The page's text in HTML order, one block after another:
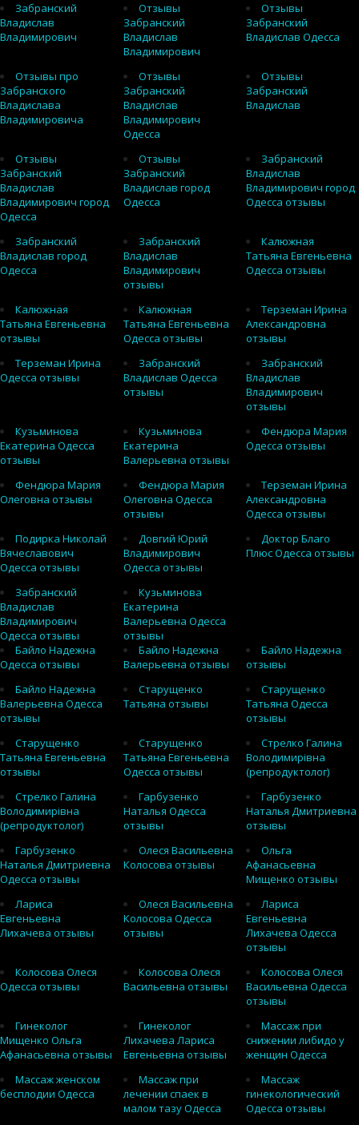
Забранский
Владислав
Владимирович
Отзывы
Забранский
Владислав
Владимирович
Отзывы
Забранский
Владислав Одесса
Отзывы про
Забранского
Владислава
Владимировича
Отзывы
Забранский
Владислав
Владимирович
Одесса
Отзывы
Забранский
Владислав
Отзывы
Забранский
Владислав
Владимирович город
Одесса
Отзывы
Забранский
Владислав город
Одесса
Забранский
Владислав
Владимирович город
Одесса отзывы
Забранский
Владислав город
Одесса
Забранский
Владислав
Владимирович
отзывы
Калюжная
Татьяна Евгеньевна
Одесса отзывы
Калюжная
Татьяна Евгеньевна
отзывы
Калюжная
Татьяна Евгеньевна
Одесса отзывы
Терземан Ирина
Александровна
отзывы
Терземан Ирина
Одесса отзывы
Забранский
Владислав Одесса
отзывы
Забранский
Владислав
Владимирович
отзывы
Кузьминова
Екатерина Одесса
отзывы
Кузьминова
Екатерина
Валерьевна отзывы
Фендюра Мария
Одесса отзывы
Фендюра Мария
Олеговна отзывы
Фендюра Мария
Олеговна Одесса
отзывы
Терземан Ирина
Александровна
Одесса отзывы
Подирка Николай
Вячеславович
Одесса отзывы
Довгий Юрий
Владимирович
Одесса отзывы
Доктор Благо
Плюс Одесса отзывы
Забранский
Владислав
Владимирович
Одесса отзывы
Кузьминова
Екатерина
Валерьевна Одесса
отзывы
Байло Надежна
Одесса отзывы
Байло Надежна
Валерьевна отзывы
Байло Надежна
отзывы
Байло Надежна
Валерьевна Одесса
отзывы
Старущенко
Татьяна отзывы
Старущенко
Татьяна Одесса
отзывы
Старущенко
Татьяна Евгеньевна
отзывы
Старущенко
Татьяна Евгеньевна
Одесса отзывы
Стрелко Галина
Володимирівна
(репродуктолог)
Стрелко Галина
Володимирівна
(репродуктолог)
Гарбузенко
Наталья Одесса
отзывы
Гарбузенко
Наталья Дмитриевна
отзывы
Гарбузенко
Наталья Дмитриевна
Одесса отзывы
Олеся Васильевна
Колосова отзывы
Ольга
Афанасьевна
Мищенко отзывы
Лариса
Евгеньевна
Лихачева отзывы
Олеся Васильевна
Колосова Одесса
отзывы
Лариса
Евгеньевна
Лихачева Одесса
отзывы
Колосова Олеся
Одесса отзывы
Колосова Олеся
Васильевна отзывы
Колосова Олеся
Васильевна Одесса
отзывы
Гинеколог
Мищенко Ольга
Афанасьевна отзывы
Гинеколог
Лихачева Лариса
Евгеньевна отзывы
Массаж при
снижении либидо у
женщин Одесса
Массаж женском
бесплодии Одесса
Массаж при
лечении спаек в
малом тазу Одесса
Массаж
гинекологический
Одесса отзывы